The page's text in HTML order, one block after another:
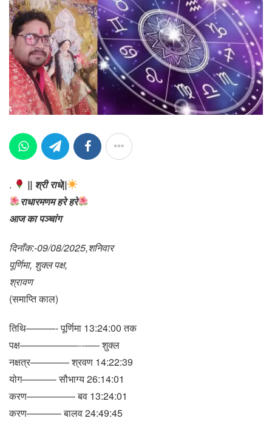
.
|| श्री राधे||
राधारमणम हरे हरे
आज का पञ्चांग
दिनाँक:-09/08/2025,शनिवार
पूर्णिमा, शुक्ल पक्ष,
श्रावण
(समाप्ति काल)
तिथि———- पूर्णिमा 13:24:00 तक
पक्ष——————-‐—– शुक्ल
नक्षत्र———— श्रवण 14:22:39
योग———– सौभाग्य 26:14:01
करण————— बव 13:24:01
करण———– बालव 24:49:45